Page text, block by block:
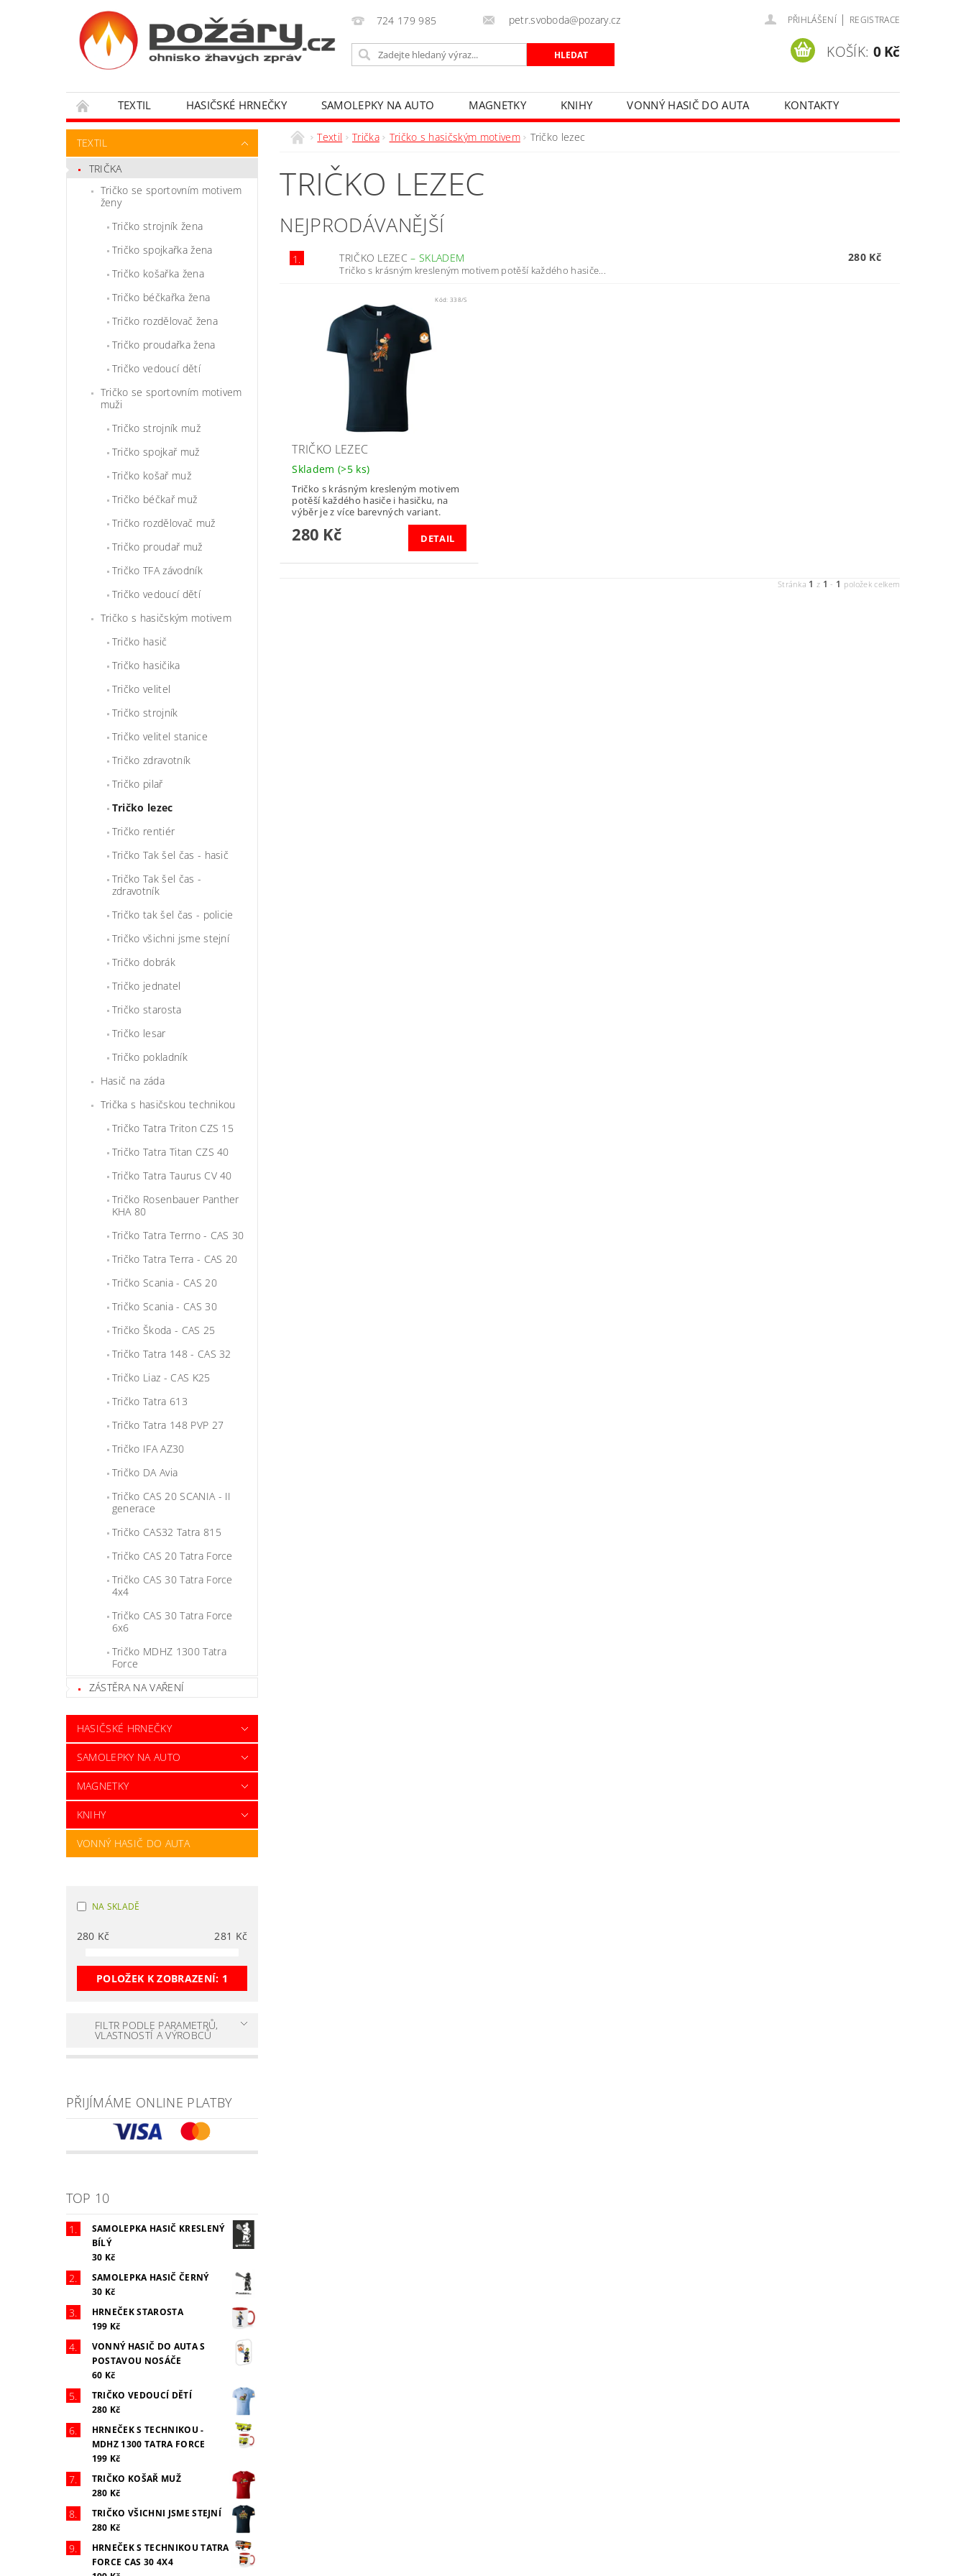
724 179 985 petr.svoboda@pozary.cz PŘIHLÁŠENÍ | REGISTRACE
KOŠÍK: 0 Kč
TEXTIL HASIČSKÉ HRNEČKY SAMOLEPKY NA AUTO MAGNETKY KNIHY VONNÝ HASIČ DO AUTA
KONTAKTY
OBCHODNÍ PODMÍNKY
TEXTIL
TRIČKA
Tričko se sportovním motivem
ženy
Tričko strojník žena
Tričko spojkařka žena
Tričko košařka žena
Tričko béčkařka žena
Tričko rozdělovač žena
Tričko proudařka žena
Tričko vedoucí dětí
Tričko se sportovním motivem
muži
Tričko strojník muž
Tričko spojkař muž
Tričko košař muž
Tričko béčkař muž
Tričko rozdělovač muž
Tričko proudař muž
Tričko TFA závodník
Tričko vedoucí dětí
Tričko s hasičským motivem
Tričko hasič
Tričko hasičika
Tričko velitel
Tričko strojník
Tričko velitel stanice
Tričko zdravotník
Tričko pilař
Tričko lezec
Tričko rentiér
Tričko Tak šel čas - hasič
Tričko Tak šel čas -
zdravotník
Tričko tak šel čas - policie
Tričko všichni jsme stejní
Tričko dobrák
Tričko jednatel
Tričko starosta
Tričko lesar
Tričko pokladník
Hasič na záda
Trička s hasičskou technikou
Tričko Tatra Triton CZS 15
Tričko Tatra Titan CZS 40
Tričko Tatra Taurus CV 40
Tričko Rosenbauer Panther
KHA 80
Tričko Tatra Terrno - CAS 30
Tričko Tatra Terra - CAS 20
Tričko Scania - CAS 20
Tričko Scania - CAS 30
Tričko Škoda - CAS 25
Tričko Tatra 148 - CAS 32
Tričko Liaz - CAS K25
Tričko Tatra 613
Tričko Tatra 148 PVP 27
Tričko IFA AZ30
Tričko DA Avia
Tričko CAS 20 SCANIA - II
generace
Tričko CAS32 Tatra 815
Tričko CAS 20 Tatra Force
Tričko CAS 30 Tatra Force
4x4
Tričko CAS 30 Tatra Force
6x6
Tričko MDHZ 1300 Tatra
Force
ZÁSTĚRA NA VAŘENÍ
HASIČSKÉ HRNEČKY
SAMOLEPKY NA AUTO
MAGNETKY
KNIHY
VONNÝ HASIČ DO AUTA
NA SKLADĚ
280 Kč 281 Kč
POLOŽEK K ZOBRAZENÍ: 1
FILTR PODLE PARAMETRŮ,
VLASTNOSTÍ A VÝROBCŮ
PŘIJÍMÁME ONLINE PLATBY
TOP 10
SAMOLEPKA HASIČ KRESLENÝ
BÍLÝ
30 Kč
SAMOLEPKA HASIČ ČERNÝ
30 Kč
HRNEČEK STAROSTA
199 Kč
VONNÝ HASIČ DO AUTA S
POSTAVOU NOSÁČE
60 Kč
TRIČKO VEDOUCÍ DĚTÍ
280 Kč
HRNEČEK S TECHNIKOU -
MDHZ 1300 TATRA FORCE
199 Kč
TRIČKO KOŠAŘ MUŽ
280 Kč
TRIČKO VŠICHNI JSME STEJNÍ
280 Kč
HRNEČEK S TECHNIKOU TATRA
FORCE CAS 30 4X4
Textil Trička Tričko s hasičským motivem Tričko lezec
TRIČKO LEZEC
NEJPRODÁVANĚJŠÍ
1. TRIČKO LEZEC–SKLADEM
Tričko s krásným kresleným motivem potěší každého hasiče...
280 Kč
Kód: 338/S
TRIČKO LEZEC
Skladem (>5 ks)
Tričko s krásným kresleným motivem
potěší každého hasiče i hasičku, na
výběr je z více barevných variant.
280 Kč DETAIL
Stránka 1 z 1 - 1 položek celkem